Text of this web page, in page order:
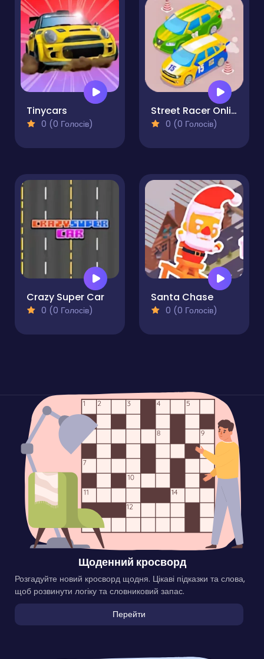
Tinycars
0 (0 Голосів)
Street Racer Online Game
0 (0 Голосів)
Crazy Super Car
0 (0 Голосів)
Santa Chase
0 (0 Голосів)
Щоденний кросворд
Розгадуйте новий кросворд щодня. Цікаві підказки та слова,
щоб розвинути логіку та словниковий запас.
Перейти